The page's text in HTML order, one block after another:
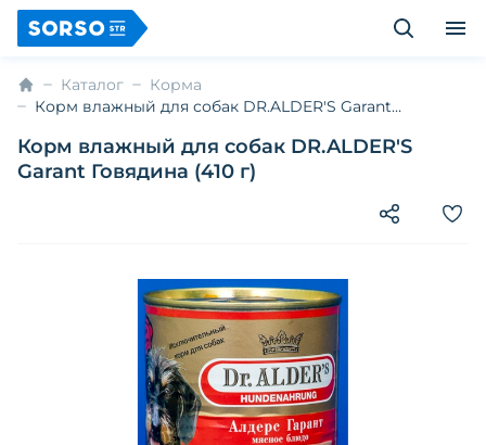
Каталог
Корма
Корм влажный для собак DR.ALDER'S Garant
Корм влажный для собак DR.ALDER'S
Garant Говядина (410 г)